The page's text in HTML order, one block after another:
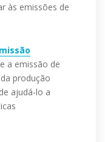
às emissões de
a emissão de
produção
ajudá-lo a